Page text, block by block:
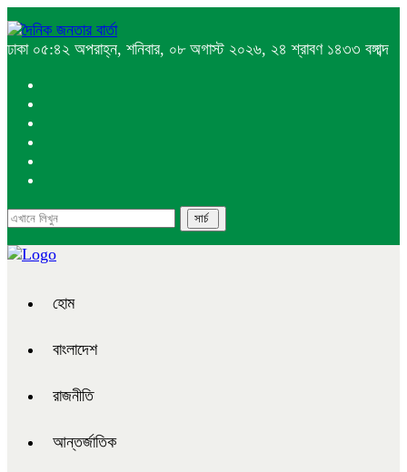
ঢাকা ০৫:৪২ অপরাহ্ন, শনিবার, ০৮ অগাস্ট ২০২৬, ২৪ শ্রাবণ ১৪৩৩ বঙ্গাব্দ
হোম
বাংলাদেশ
রাজনীতি
আন্তর্জাতিক